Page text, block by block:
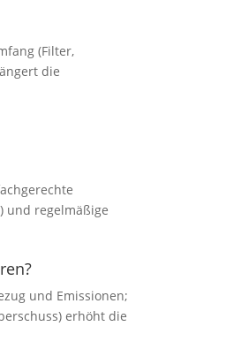
(Filter,
die
und regelmäßige
und Emissionen;
erhöht die